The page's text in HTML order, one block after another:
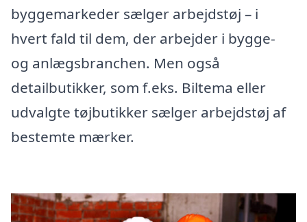
byggemarkeder sælger arbejdstøj – i
hvert fald til dem, der arbejder i bygge-
og anlægsbranchen. Men også
detailbutikker, som f.eks. Biltema eller
udvalgte tøjbutikker sælger arbejdstøj af
bestemte mærker.